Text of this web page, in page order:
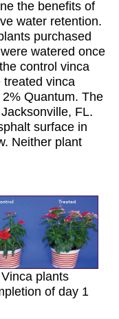
the benefits of
water retention.
purchased
watered once
control vinca
treated vinca
Quantum. The
FL.
surface in
Neither plant
Vinca plants
of day 1